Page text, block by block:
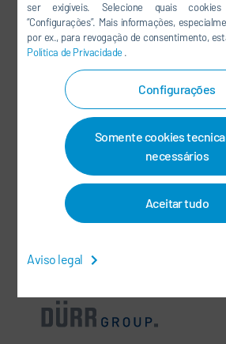
ser exigíveis. Selecione quais
“Configurações”. Mais informações,
por ex., para revogação de consentimento,
Política de Privacidade .
Configurações
Somente cookies
necessários
Aceitar tudo
Aviso legal
LINKEDIN
INSTAGRAM
MÍDIAS SOCIAIS
BOLETÍN DE NOTICIAS
CONTATO/LOCALIDADES